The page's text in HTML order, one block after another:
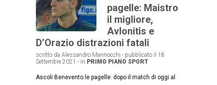
pagelle: Maistro
il migliore,
Avlonitis e
D’Orazio distrazioni fatali
scritto da Alessandro Mannocchi - pubblicato il 18
Settembre 2021 - in PRIMO PIANO SPORT
Ascoli Benevento le pagelle: dopo il match di oggi al